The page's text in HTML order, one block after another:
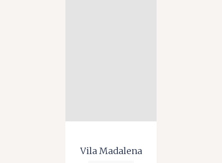
Vila Madalena